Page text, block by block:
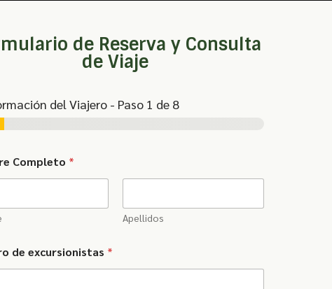
de Reserva y Consulta
de Viaje
del Viajero- Paso 1 de 8
Completo *
Apellidos
de excursionistas *